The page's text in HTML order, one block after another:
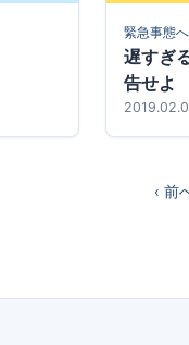
緊急事態
遅すぎ
告せよ
‹ 前